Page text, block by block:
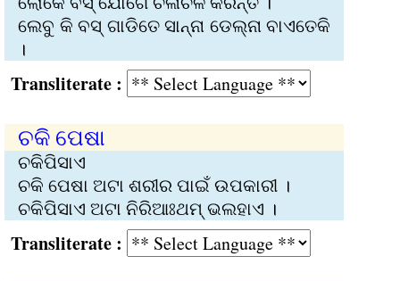
ଲେବୁ କି ବସ୍‌ ଗାଡିତେ ସାନ୍‌ନା ଡେଲ୍‌ନା ବାଏତେକି
।
:
ଚକି ପେଷା
ଚକିପିସାଏ
ଚକି ପେଷା ଅଟା ଶରୀର ପାଇଁ ଉପକାରୀ ।
ଚକିପିସାଏ ଅଟା ନିରିଆଃଥମ୍‌ ଭଲହାଏ ।
: